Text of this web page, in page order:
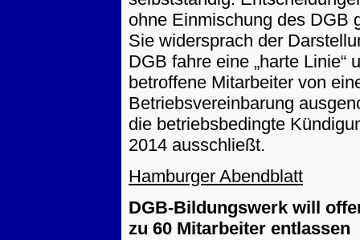
ohne Einmischung des DGB
Sie widersprach der
DGB fahre eine „harte Linie“
betroffene Mitarbeiter von
Betriebsvereinbarung
die betriebsbedingte
2014 ausschließt.
Hamburger Abendblatt
DGB-Bildungswerk will
zu 60 Mitarbeiter entlassen